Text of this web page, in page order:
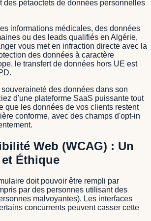
des pétaoctets de données personnelles
informations médicales, des données
ou des leads qualifiés en Algérie,
vous met en infraction directe avec la
des données à caractère
le transfert de données hors UE est
des données dans son
d'une plateforme SaaS puissante tout
que les données de vos clients restent
conforme, avec des champs d'opt-in
Web (WCAG) : Un
Éthique
doit pouvoir être rempli par
par des personnes utilisant des
malvoyantes). Les interfaces
concurrents peuvent casser cette